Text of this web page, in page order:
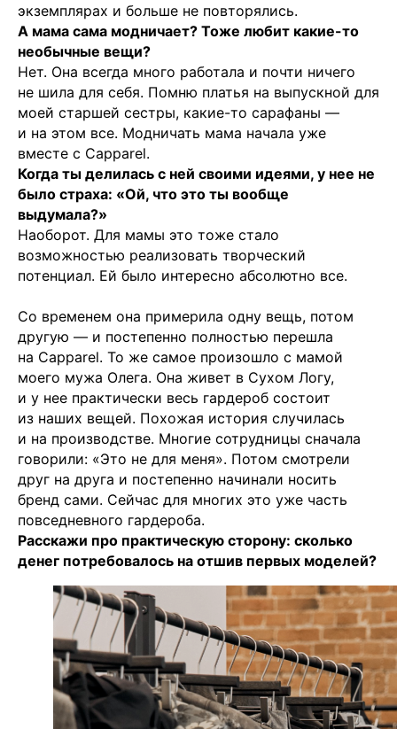
экземплярах и больше не повторялись.
А мама сама модничает? Тоже любит какие-то
необычные вещи?
Нет. Она всегда много работала и почти ничего
не шила для себя. Помню платья на выпускной для
моей старшей сестры, какие-то сарафаны —
и на этом все. Модничать мама начала уже
вместе с Capparel.
Когда ты делилась с ней своими идеями, у нее не
было страха: «Ой, что это ты вообще
выдумала?»
Наоборот. Для мамы это тоже стало
возможностью реализовать творческий
потенциал. Ей было интересно абсолютно все.
Со временем она примерила одну вещь, потом
другую — и постепенно полностью перешла
на Capparel. То же самое произошло с мамой
моего мужа Олега. Она живет в Сухом Логу,
и у нее практически весь гардероб состоит
из наших вещей. Похожая история случилась
и на производстве. Многие сотрудницы сначала
говорили: «Это не для меня». Потом смотрели
друг на друга и постепенно начинали носить
бренд сами. Сейчас для многих это уже часть
повседневного гардероба.
Расскажи про практическую сторону: сколько
денег потребовалось на отшив первых моделей?